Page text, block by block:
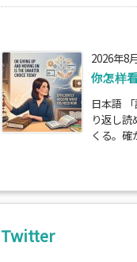
2026年8
你怎样
日本語
り返し
くる。確
Twitter